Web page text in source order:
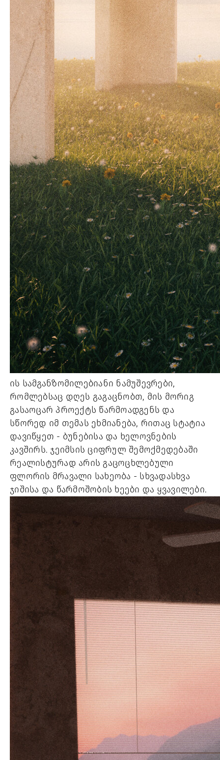
ის სამგანზომილებიანი ნამუშევრები,
რომლებსაც დღეს გაგაცნობთ, მის მორიგ
გასაოცარ პროექტს წარმოადგენს და
სწორედ იმ თემას ეხმიანება, რითაც სტატია
დავიწყეთ - ბუნებისა და ხელოვნების
კავშირს. ჯეიმსის ციფრულ შემოქმედებაში
რეალისტურად არის გაცოცხლებული
ფლორის მრავალი სახეობა - სხვადასხვა
ჯიშისა და წარმოშობის ხეები და ყვავილები.